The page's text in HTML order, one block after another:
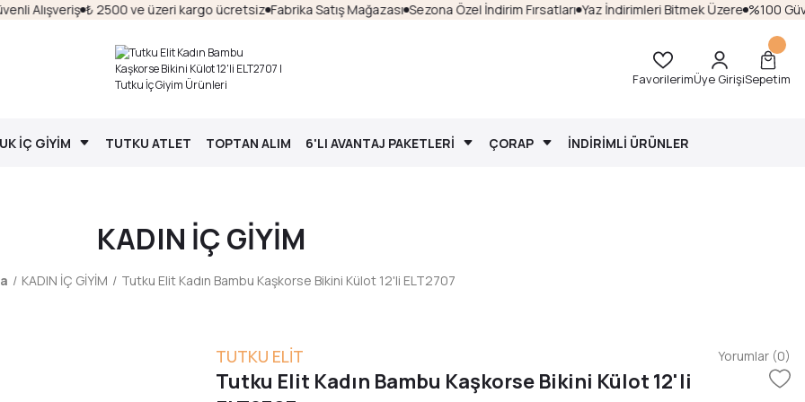
Alışveriş ₺ 2500 ve üzeri kargo ücretsiz Fabrika Satış Mağazası Sezona Özel İndirim Fırsatları Yaz İndirimleri Bitmek Üzere %100
FavorilerimÜye GirişiSepetim
İÇ GİYİM TUTKU ATLET TOPTAN ALIM 6'LI AVANTAJ PAKETLERİ ÇORAP İNDİRİMLİ ÜRÜNLER
KADIN İÇ GİYİM
KADIN İÇ GİYİM Tutku Elit Kadın Bambu Kaşkorse Bikini Külot 12'li ELT2707
TUTKU ELİT Yorumlar (0)
Tutku Elit Kadın Bambu Kaşkorse Bikini Külot 12'li